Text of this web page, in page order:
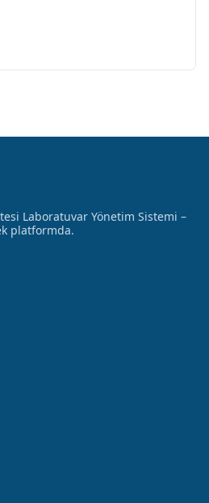
Laboratuvar Yönetim Sistemi –
platformda.